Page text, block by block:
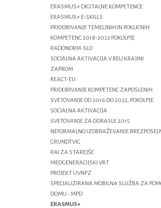
ERASMUS+ DIGITALNE KOMPETENCE
ERASMUS+ E-SKILLS
PRIDOBIVANJE TEMELJNIH IN POKLICNIH
KOMPETENC 2018-2022 POKOLPJE
RADONORM-SLO
SOCIALNA AKTIVACIJA V BELI KRAJINI
ZAPROM
REACT-EU
PRIDOBIVANJE KOMPETENC ZAPOSLENIH
SVETOVANJE OD 2016 DO 2022, POKOLPJE
SOCIALNA AKTIVACIJA
SVETOVANJE ZA ODRASLE 2015
NEFORMALNO IZOBRAŽEVANJE
GRUNDTVIG
RAI ZA STAREJŠE
MEDGENERACIJSKI VRT
PROJEKT UVNPZ
SPECIALIZIRANA MOBILNA SLUŽBA ZA
DOMU - MPD
ERASMUS+